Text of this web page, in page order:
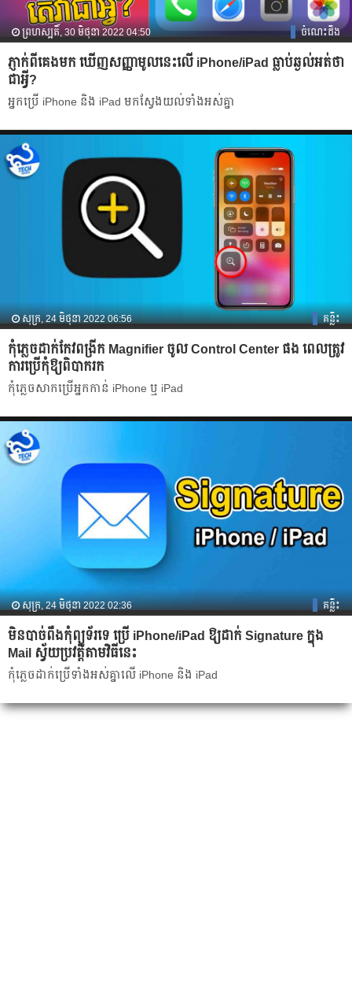
ព្រហស្បតិ៍, 30 មិថុនា 2022 04:50 ចំណេះដឹង
ភ្ញាក់ពីគេងមក ឃើញសញ្ញាមូលនេះលើ iPhone/iPad ធ្លាប់ឆ្ងល់អត់ថា
ជាអ្វី?
អ្នកប្រើ iPhone និង iPad មកស្វែងយល់ទាំងអស់គ្នា
សុក្រ, 24 មិថុនា 2022 06:56 គន្លឹះ
កុំភ្លេចដាក់កែវពង្រីក Magnifier ចូល Control Center ផង ពេលត្រូវ
ការប្រើកុំឱ្យពិបាករក
កុំភ្លេចសាកប្រើអ្នកកាន់ iPhone ឬ iPad
សុក្រ, 24 មិថុនា 2022 02:36 គន្លឹះ
មិនបាច់ពឹងកុំព្យូទ័រទេ ប្រើ iPhone/iPad ឱ្យដាក់ Signature ក្នុង
Mail ស្វ័យប្រវត្តិតាមវិធីនេះ
កុំភ្លេចដាក់ប្រើទាំងអស់គ្នាលើ iPhone និង iPad